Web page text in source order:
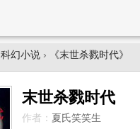
科幻小说 › 《末世杀戮时代》
末世杀戮时代
作者： 夏氏笑笑生